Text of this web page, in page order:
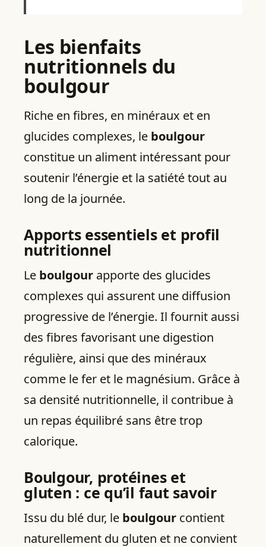
Les bienfaits
nutritionnels du
boulgour
Riche en fibres, en minéraux et en
glucides complexes, le boulgour
constitue un aliment intéressant pour
soutenir l’énergie et la satiété tout au
long de la journée.
Apports essentiels et profil
nutritionnel
Le boulgour apporte des glucides
complexes qui assurent une diffusion
progressive de l’énergie. Il fournit aussi
des fibres favorisant une digestion
régulière, ainsi que des minéraux
comme le fer et le magnésium. Grâce à
sa densité nutritionnelle, il contribue à
un repas équilibré sans être trop
calorique.
Boulgour, protéines et
gluten : ce qu’il faut savoir
Issu du blé dur, le boulgour contient
naturellement du gluten et ne convient